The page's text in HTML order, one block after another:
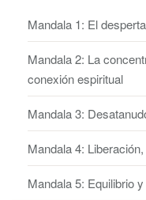
Mandala 1: El
Mandala 2: La
conexión espiritual
Mandala 3:
Mandala 4:
Mandala 5: Equilibrio